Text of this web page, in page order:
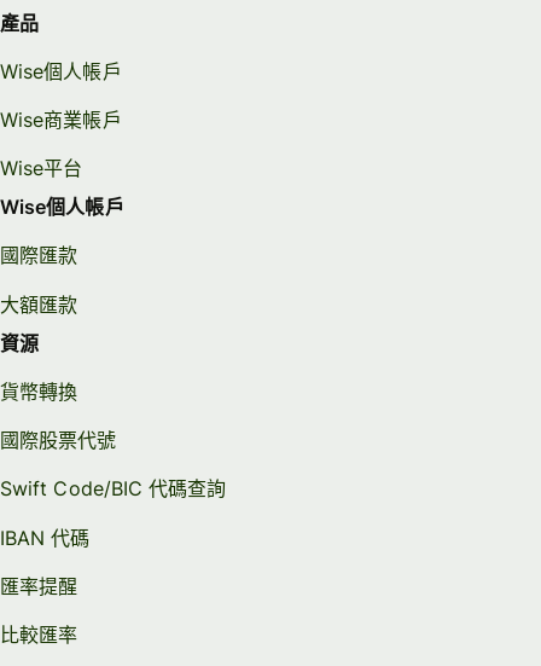
產品
Wise個人帳戶
Wise商業帳戶
Wise平台
Wise個人帳戶
國際匯款
大額匯款
資源
貨幣轉換
國際股票代號
Swift Code/BIC 代碼查詢
IBAN 代碼
匯率提醒
比較匯率